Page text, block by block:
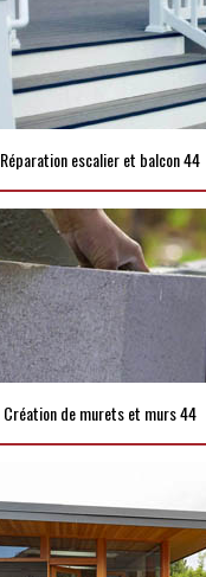
Réparation escalier et balcon 44
Création de murets et murs 44